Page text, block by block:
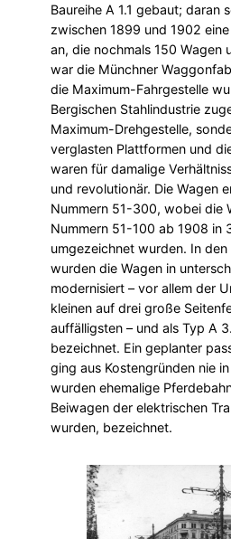
Baureihe A 1.1 gebaut; daran
zwischen 1899 und 1902
an, die nochmals 150 Wagen
war die Münchner
die Maximum-Fahrgestelle
Bergischen Stahlindustrie
Maximum-Drehgestelle,
verglasten Plattformen und
waren für damalige
und revolutionär. Die Wagen
Nummern 51-300, wobei die
Nummern 51-100 ab 1908 in
umgezeichnet wurden. In
wurden die Wagen in
modernisiert – vor allem der
kleinen auf drei große
auffälligsten – und als Typ A
bezeichnet. Ein geplanter
ging aus Kostengründen nie
wurden ehemalige
Beiwagen der elektrischen
wurden, bezeichnet.